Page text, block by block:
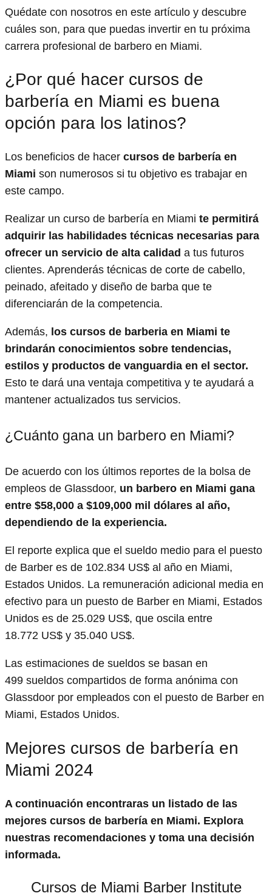
Quédate con nosotros en este artículo y descubre
cuáles son, para que puedas invertir en tu próxima
carrera profesional de barbero en Miami.
¿Por qué hacer cursos de
barbería en Miami es buena
opción para los latinos?
Los beneficios de hacer cursos de barbería en
Miami son numerosos si tu objetivo es trabajar en
este campo.
Realizar un curso de barbería en Miami te permitirá
adquirir las habilidades técnicas necesarias para
ofrecer un servicio de alta calidad a tus futuros
clientes. Aprenderás técnicas de corte de cabello,
peinado, afeitado y diseño de barba que te
diferenciarán de la competencia.
Además, los cursos de barberia en Miami te
brindarán conocimientos sobre tendencias,
estilos y productos de vanguardia en el sector.
Esto te dará una ventaja competitiva y te ayudará a
mantener actualizados tus servicios.
¿Cuánto gana un barbero en Miami?
De acuerdo con los últimos reportes de la bolsa de
empleos de Glassdoor, un barbero en Miami gana
entre $58,000 a $109,000 mil dólares al año,
dependiendo de la experiencia.
El reporte explica que el sueldo medio para el puesto
de Barber es de 102.834 US$ al año en Miami,
Estados Unidos. La remuneración adicional media en
efectivo para un puesto de Barber en Miami, Estados
Unidos es de 25.029 US$, que oscila entre
18.772 US$ y 35.040 US$.
Las estimaciones de sueldos se basan en
499 sueldos compartidos de forma anónima con
Glassdoor por empleados con el puesto de Barber en
Miami, Estados Unidos.
Mejores cursos de barbería en
Miami 2024
A continuación encontraras un listado de las
mejores cursos de barbería en Miami. Explora
nuestras recomendaciones y toma una decisión
informada.
Cursos de Miami Barber Institute